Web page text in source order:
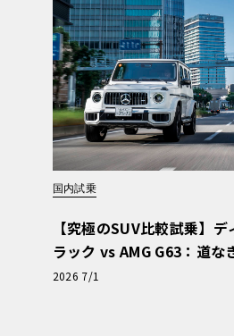
国内試乗
【究極のSUV比較試乗】
ラック vs AMG G63：道な
極的アプローチ」
2026 7/1